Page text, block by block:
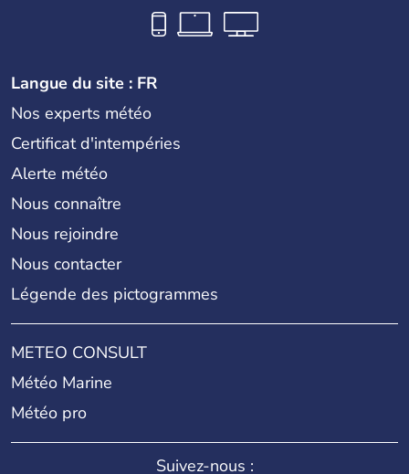
Langue du site : FR
Nos experts météo
Certificat d'intempéries
Alerte météo
Nous connaître
Nous rejoindre
Nous contacter
Légende des pictogrammes
METEO CONSULT
Météo Marine
Météo pro
Suivez-nous :